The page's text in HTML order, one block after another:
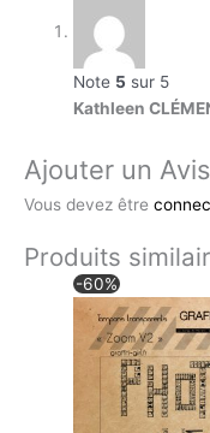
Note 5 sur 5
Kathleen
Ajouter un Avis
Vous devez être
Produits
-60%
prix
initial
était :
13,95 €.